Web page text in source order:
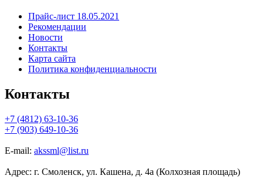
Прайс-лист 18.05.2021
Рекомендации
Новости
Контакты
Карта сайта
Политика конфиденциальности
Контакты
+7 (4812) 63-10-36
+7 (903) 649-10-36
E-mail: akssml@list.ru
Адрес: г. Смоленск, ул. Кашена, д. 4а (Колхозная площадь)